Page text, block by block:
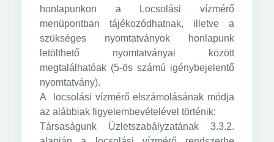
honlapunkon a Locsolási vízmérő
menüpontban tájékozódhatnak, illetve a
szükséges nyomtatványok honlapunk
letölthető nyomtatványai között
megtalálhatóak (5-ös számú igénybejelentő
nyomtatvány).
A locsolási vízmérő elszámolásának módja
az alábbiak figyelembevételével történik:
Társaságunk Üzletszabályzatának 3.3.2.